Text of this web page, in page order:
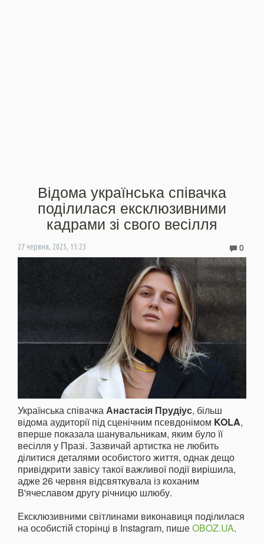
Відома українська співачка
поділилася ексклюзивними
кадрами зі свого весілля
27 червня, 2025, 15:23 0
Українська співачкаАнастасія Прудіус, більш
відома аудиторії під сценічним псевдонімом KOLA,
вперше показала шанувальникам, яким було її
весілля у Празі. Зазвичай артистка не любить
ділитися деталями особистого життя, однак дещо
привідкрити завісу такої важливої події вирішила,
адже 26 червня відсвяткувала із коханим
В'ячеславом другу річницю шлюбу.
Ексклюзивними світлинами виконавиця поділилася
на особистій сторінці в Instagram, пишеOBOZ.UA.